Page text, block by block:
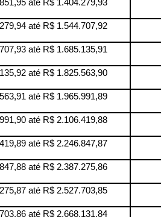
até R$ 1.404.279,93
até R$ 1.544.707,92
até R$ 1.685.135,91
até R$ 1.825.563,90
até R$ 1.965.991,89
até R$ 2.106.419,88
até R$ 2.246.847,87
até R$ 2.387.275,86
até R$ 2.527.703,85
até R$ 2.668.131,84